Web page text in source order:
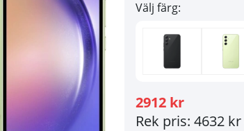
Välj färg:
2912 kr
Rek pris: 4632 kr